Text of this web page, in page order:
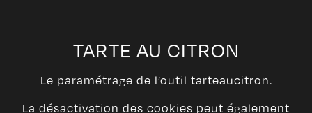
TARTE AU CITRON
Le paramétrage de l’outil tarteaucitron.
La désactivation des cookies peut également